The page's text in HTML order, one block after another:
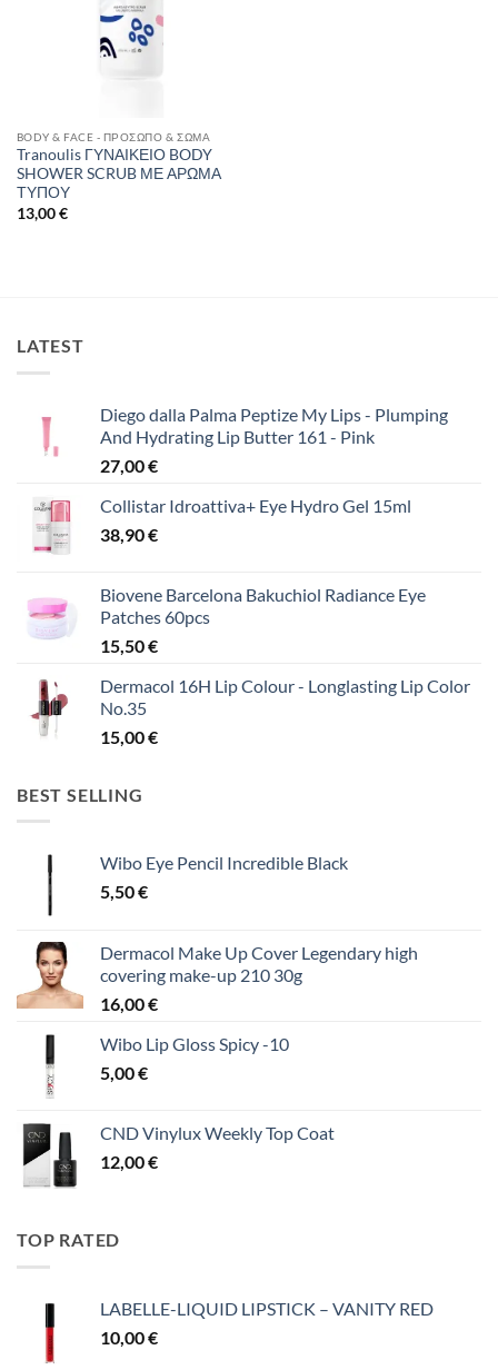
BODY & FACE - ΠΡΌΣΩΠΟ & ΣΏΜΑ
Tranoulis ΓΥΝΑΙΚΕΙΟ BODY
SHOWER SCRUB ΜΕ ΑΡΩΜΑ
ΤΥΠΟΥ
13,00€
LATEST
Diego dalla Palma Peptize My Lips - Plumping
And Hydrating Lip Butter 161 - Pink
27,00€
Collistar Idroattiva+ Eye Hydro Gel 15ml
38,90€
Biovene Barcelona Bakuchiol Radiance Eye
Patches 60pcs
15,50€
Dermacol 16H Lip Colour - Longlasting Lip Color
No.35
15,00€
BEST SELLING
Wibo Eye Pencil Incredible Black
5,50€
Dermacol Make Up Cover Legendary high
covering make-up 210 30g
16,00€
Wibo Lip Gloss Spicy -10
5,00€
CND Vinylux Weekly Top Coat
12,00€
TOP RATED
LABELLE-LIQUID LIPSTICK – VANITY RED
10,00€